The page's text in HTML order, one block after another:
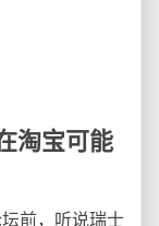
淘宝可能
前，听说瑞士